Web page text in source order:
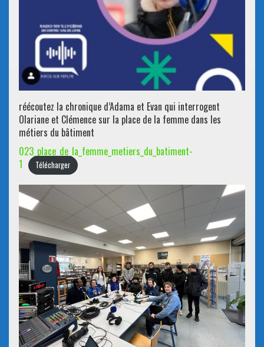
réécoutez la chronique d’Adama et Evan qui interrogent
Olariane et Clémence sur la place de la femme dans les
métiers du bâtiment
023_place_de_la_femme_metiers_du_batiment-
1
Télécharger